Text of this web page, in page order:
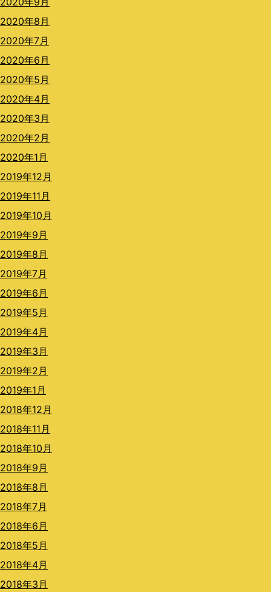
2020年8月
2020年7月
2020年6月
2020年5月
2020年4月
2020年3月
2020年2月
2020年1月
2019年12月
2019年11月
2019年10月
2019年9月
2019年8月
2019年7月
2019年6月
2019年5月
2019年4月
2019年3月
2019年2月
2019年1月
2018年12月
2018年11月
2018年10月
2018年9月
2018年8月
2018年7月
2018年6月
2018年5月
2018年4月
2018年3月